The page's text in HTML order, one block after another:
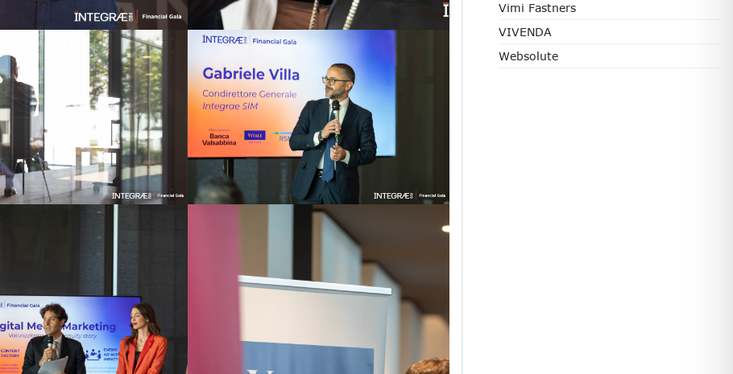
Vimi Fastners
VIVENDA
Websolute